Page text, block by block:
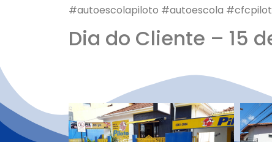
#autoescolapiloto #autoescola
Dia do Cliente – 15